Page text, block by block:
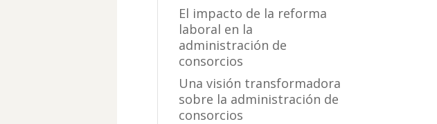
El impacto de la reforma
laboral en la
administración de
consorcios
Una visión transformadora
sobre la administración de
consorcios